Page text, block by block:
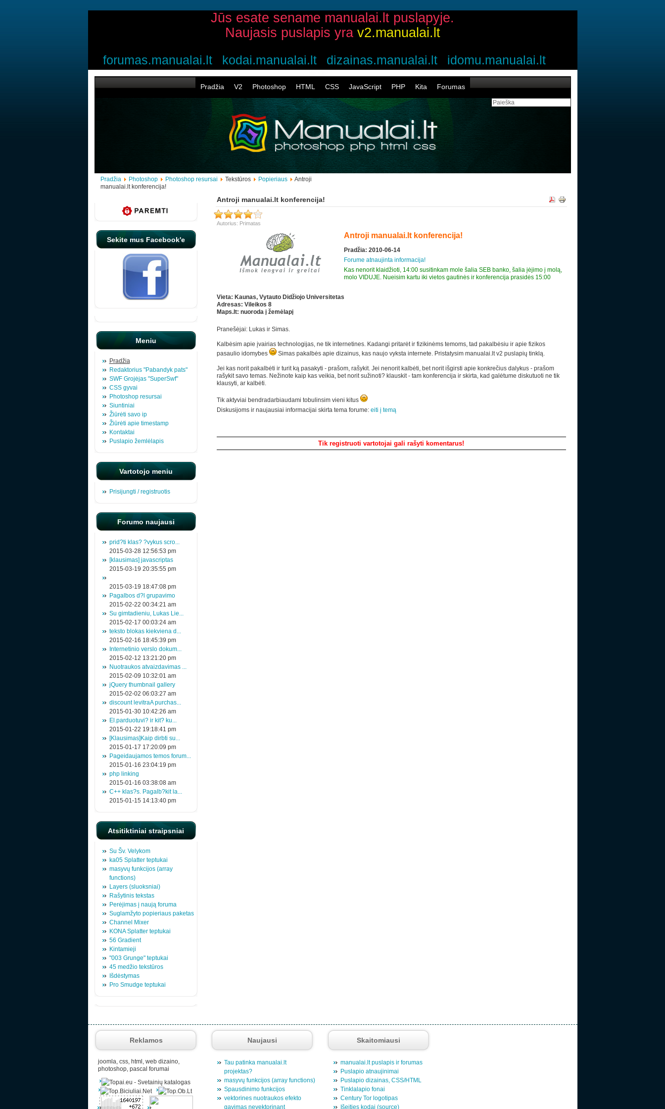
Jūs esate sename manualai.lt puslapyje.
Naujasis puslapis yra v2.manualai.lt
forumas.manualai.lt kodai.manualai.lt dizainas.manualai.lt idomu.manualai.lt
Pradžia V2 Photoshop HTML CSS JavaScript PHP Kita Forumas
Pradžia Photoshop Photoshop resursai Tekstūros Popieriaus
Antroji
manualai.lt konferencija!
Sekite mus Facebook'e
Meniu
Pradžia
Redaktorius "Pabandyk pats"
SWF Grojėjas "SuperSwf"
CSS gyvai
Photoshop resursai
Siuntiniai
Žiūrėti savo ip
Žiūrėti apie timestamp
Kontaktai
Puslapio žemlėlapis
Vartotojo meniu
Prisijungti / registruotis
Forumo naujausi
prid?ti klas? ?vykus scro...
2015-03-28 12:56:53 pm
[klausimas] javascriptas
2015-03-19 20:35:55 pm
2015-03-19 18:47:08 pm
Pagalbos d?l grupavimo
2015-02-22 00:34:21 am
Su gimtadieniu, Lukas Lie...
2015-02-17 00:03:24 am
teksto blokas kiekviena d...
2015-02-16 18:45:39 pm
Internetinio verslo dokum...
2015-02-12 13:21:20 pm
Nuotraukos atvaizdavimas ...
2015-02-09 10:32:01 am
jQuery thumbnail gallery
2015-02-02 06:03:27 am
discount levitraA purchas...
2015-01-30 10:42:26 am
El.parduotuvi? ir kit? ku...
2015-01-22 19:18:41 pm
[Klausimas]Kaip dirbti su...
2015-01-17 17:20:09 pm
Pageidaujamos temos forum...
2015-01-16 23:04:19 pm
php linking
2015-01-16 03:38:08 am
C++ klas?s. Pagalb?kit la...
2015-01-15 14:13:40 pm
Atsitiktiniai straipsniai
Su Šv. Velykom
ka05 Splatter teptukai
masyvų funkcijos (array
functions)
Layers (sluoksniai)
Rašytinis tekstas
Perėjimas į naują foruma
Suglamžyto popieriaus paketas
Channel Mixer
KONA Splatter teptukai
56 Gradient
Kintamieji
"003 Grunge" teptukai
45 medžio tekstūros
Išdėstymas
Pro Smudge teptukai
Antroji manualai.lt konferencija!
Autorius: Primatas
Antroji manualai.lt konferencija!
Pradžia: 2010-06-14
Forume atnaujinta informacija!
Kas nenorit klaidžioti, 14:00 susitinkam mole šalia SEB banko, šalia įėjimo į molą,
molo VIDUJE. Nueisim kartu iki vietos gautinės ir konferencija prasidės 15:00
Vieta: Kaunas, Vytauto Didžiojo Universitetas
Adresas: Vileikos 8
Maps.lt: nuoroda į žemėlapį
Pranešėjai: Lukas ir Simas.
Kalbėsim apie įvairias technologijas, ne tik internetines. Kadangi pritarėt ir fizikinėms temoms, tad pakalbėsiu ir apie fizikos
pasaulio idomybes
Simas pakalbės apie dizainus, kas naujo vyksta internete. Pristatysim manualai.lt v2 puslapių tinklą.
Jei kas norit pakalbėti ir turit ką pasakyti - prašom, rašykit. Jei nenorit kalbėti, bet norit išgirsti apie konkrečius dalykus - prašom
rašykit savo temas. Nežinote kaip kas veikia, bet norit sužinoti? klauskit - tam konferencija ir skirta, kad galėtume diskutuoti ne tik
klausyti, ar kalbėti.
Tik aktyviai bendradarbiaudami tobulinsim vieni kitus
Diskusijoms ir naujausiai informacijai skirta tema forume: eiti į temą
Tik registruoti vartotojai gali rašyti komentarus!
Reklamos
joomla, css, html, web dizaino,
photoshop, pascal forumai
Naujausi
Tau patinka manualai.lt
projektas?
masyvų funkcijos (array functions)
Spausdinimo funkcijos
vektorines nuotraukos efekto
gavimas nevektorinant
Skaitomiausi
manualai.lt puslapis ir forumas
Puslapio atnaujinimai
Puslapio dizainas, CSS/HTML
Tinklalapio fonai
Century Tor logotipas
Išeities kodai (source)